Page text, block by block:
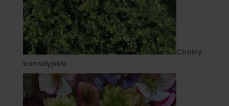
Choiny
kanadyjskie